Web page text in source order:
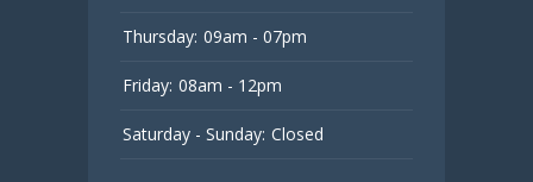
Thursday: 09am - 07pm
Friday: 08am - 12pm
Saturday - Sunday: Closed